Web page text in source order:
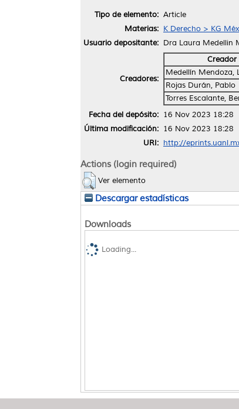
Tipo de elemento: Article
Materias: K Derecho > KG
Usuario depositante: Dra Laura Medellin
Creadores:
Creador
Medellín Mendoza,
Rojas Durán, Pablo
Torres Escalante,
Fecha del depósito: 16 Nov 2023 18:28
Última modificación: 16 Nov 2023 18:28
URI: http://
Actions (login required)
Ver elemento
Descargar estadísticas
Downloads
Loading...